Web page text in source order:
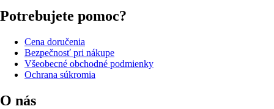
Potrebujete pomoc?
Cena doručenia
Bezpečnosť pri nákupe
Všeobecné obchodné podmienky
Ochrana súkromia
O nás